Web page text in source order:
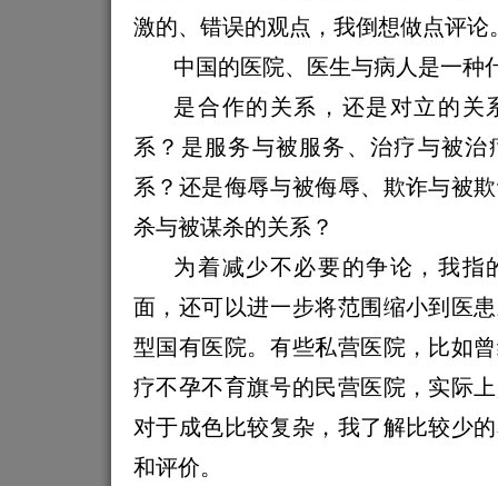
激的、错误的观点，我倒想做点评论
中国的医院、医生与病人是一种
是合作的关系，还是对立的关
系？是服务与被服务、治疗与被治
系？还是侮辱与被侮辱、欺诈与被
杀与被谋杀的关系？
为着减少不必要的争论，我指
面，还可以进一步将范围缩小到医
型国有医院。有些私营医院，比如
疗不孕不育旗号的民营医院，实际
对于成色比较复杂，我了解比较少
和评价。